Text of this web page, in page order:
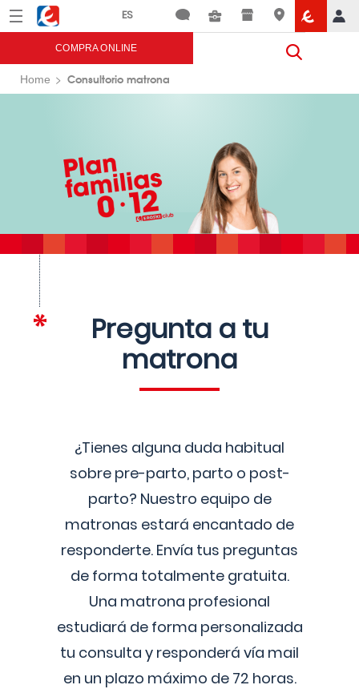
Menú Eroski
COMPRA ONLINE
Home Consultorio matrona
Pregunta a tu
matrona
¿Tienes alguna duda habitual
sobre pre-parto, parto o post-
parto? Nuestro equipo de
matronas estará encantado de
responderte. Envía tus preguntas
de forma totalmente gratuita.
Una matrona profesional
estudiará de forma personalizada
tu consulta y responderá vía mail
en un plazo máximo de 72 horas.